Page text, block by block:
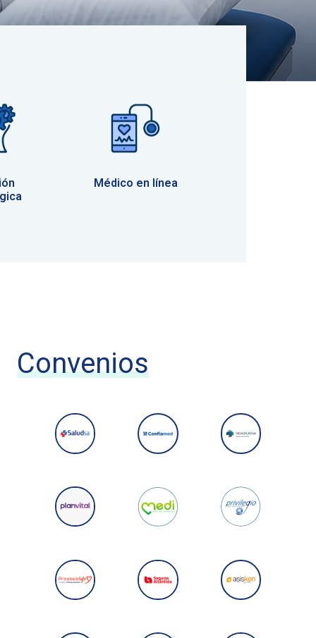
Médico en línea
Convenios